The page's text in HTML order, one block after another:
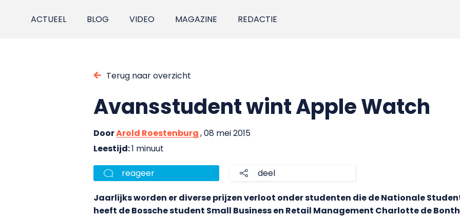
ACTUEEL BLOG VIDEO MAGAZINE REDACTIE
Terug naar overzicht
Avansstudent wint Apple Watch
DoorArold Roestenburg, 08 mei 2015
Leestijd:1 minuut
reageer deel
Jaarlijks worden er diverse prijzen verloot onder studenten die de Nationale
heeft de Bossche student Small Business en Retail Management Charlotte de